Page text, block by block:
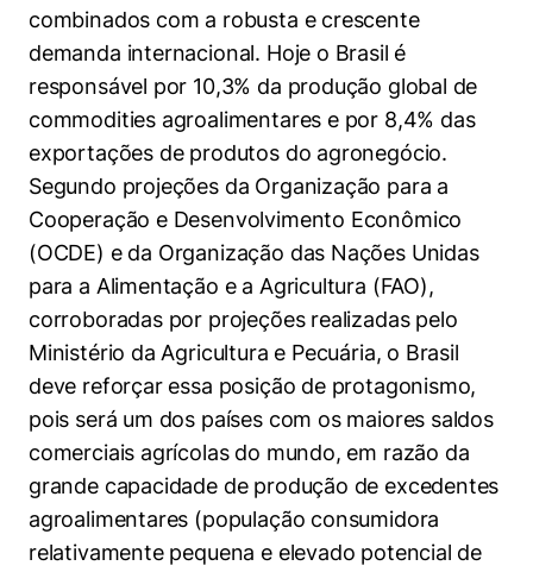
Finanças
Negócios
Políticas Públicas
Sustentabilidade
Tecnologia e Dados
combinados com a robusta e crescente
demanda internacional. Hoje o Brasil é
responsável por 10,3% da produção global de
commodities agroalimentares e por 8,4% das
exportações de produtos do agronegócio.
Segundo projeções da Organização para a
Cooperação e Desenvolvimento Econômico
(OCDE) e da Organização das Nações Unidas
para a Alimentação e a Agricultura (FAO),
corroboradas por projeções realizadas pelo
Ministério da Agricultura e Pecuária, o Brasil
deve reforçar essa posição de protagonismo,
pois será um dos países com os maiores saldos
comerciais agrícolas do mundo, em razão da
grande capacidade de produção de excedentes
agroalimentares (população consumidora
relativamente pequena e elevado potencial de